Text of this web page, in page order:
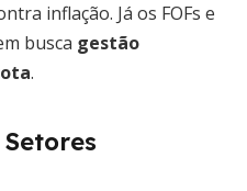
inflação. Já os FOFs e
busca gestão
.